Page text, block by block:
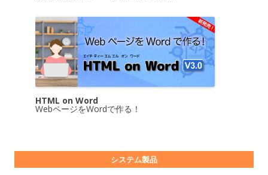
HTML on Word
WebページをWordで作る！
システム製品